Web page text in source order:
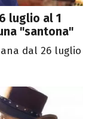
luglio al 1
"santona"
dal 26 luglio